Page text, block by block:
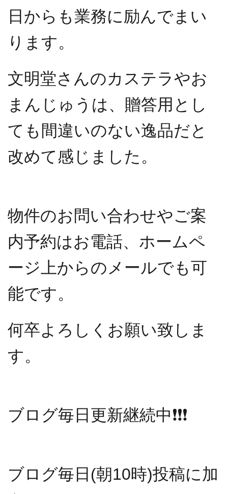
日からも業務に励んでまい
ります。
文明堂さんのカステラやお
まんじゅうは、贈答用とし
ても間違いのない逸品だと
改めて感じました。
物件のお問い合わせやご案
内予約はお電話、ホームペ
ージ上からのメールでも可
能です。
何卒よろしくお願い致しま
す。
ブログ毎日更新継続中❗️❗️❗️
ブログ毎日(朝10時)投稿に加